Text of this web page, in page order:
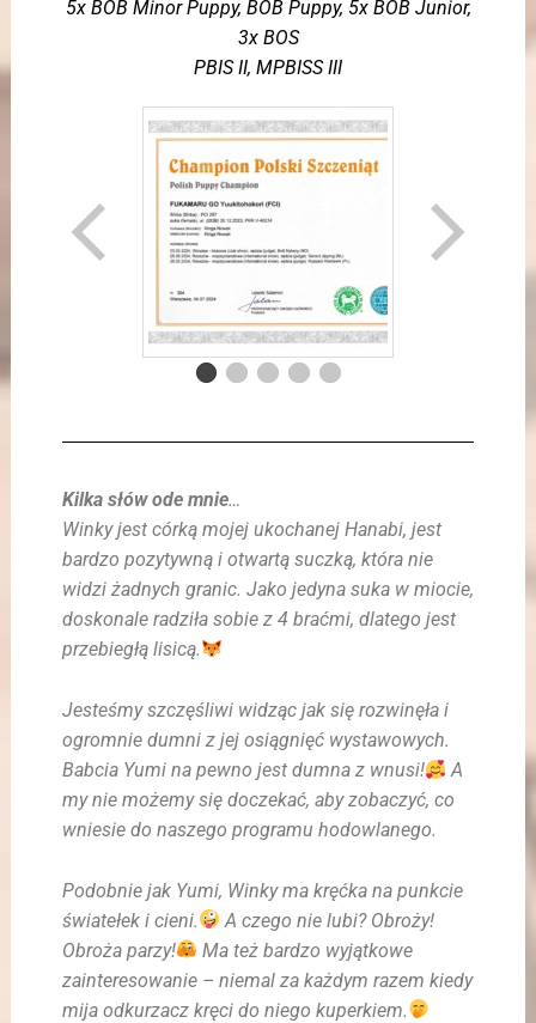
5x BOB Minor Puppy, BOB Puppy, 5x BOB Junior,
3x BOS
PBIS II, MPBISS III
Kilka słów ode mnie…
Winky jest córką mojej ukochanej Hanabi, jest
bardzo pozytywną i otwartą suczką, która nie
widzi żadnych granic. Jako jedyna suka w miocie,
doskonale radziła sobie z 4 braćmi, dlatego jest
przebiegłą lisicą.
Jesteśmy szczęśliwi widząc jak się rozwinęła i
ogromnie dumni z jej osiągnięć wystawowych.
Babcia Yumi na pewno jest dumna z wnusi!
A
my nie możemy się doczekać, aby zobaczyć, co
wniesie do naszego programu hodowlanego.
Podobnie jak Yumi, Winky ma kręćka na punkcie
światełek i cieni.
A czego nie lubi? Obroży!
Obroża parzy!
Ma też bardzo wyjątkowe
zainteresowanie – niemal za każdym razem kiedy
mija odkurzacz kręci do niego kuperkiem.